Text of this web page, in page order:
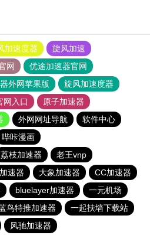
加速度器
旋风加速
网
优途加速器官网
外网苹果版
旋风加速度器
网入口
原子加速器
外网网址导航
软件中心
哔咔漫画
荔枝加速器
老王vnp
速器 大象加速器
CC加速器
bluelayer加速器
一元机场
鸟特推加速器
一起扶墙下载站
风驰加速器